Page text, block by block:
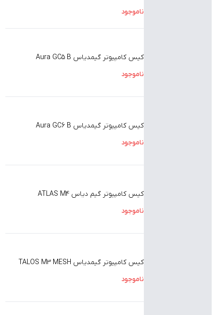
ناموجود
کیس کامپیوتر گیمدیاس Aura GC5 B
ناموجود
کیس کامپیوتر گیمدیاس Aura GC6 B
ناموجود
کیس کامپیوتر گیم دیاس ATLAS M4
ناموجود
کیس کامپیوتر گیمدیاس TALOS M3 MESH
ناموجود